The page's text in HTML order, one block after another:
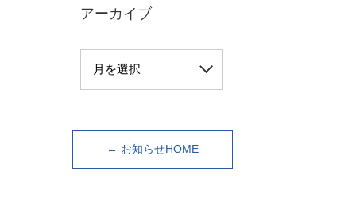
アーカイブ
← お知らせHOME